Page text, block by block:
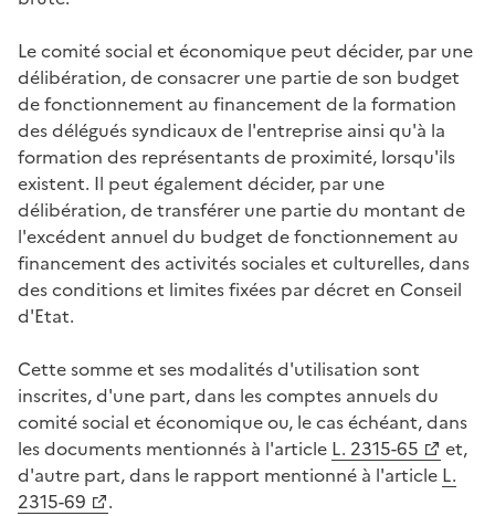
Le comité social et économique peut décider, par une
délibération, de consacrer une partie de son budget
de fonctionnement au financement de la formation
des délégués syndicaux de l'entreprise ainsi qu'à la
formation des représentants de proximité, lorsqu'ils
existent. Il peut également décider, par une
délibération, de transférer une partie du montant de
l'excédent annuel du budget de fonctionnement au
financement des activités sociales et culturelles, dans
des conditions et limites fixées par décret en Conseil
d'Etat.
Cette somme et ses modalités d'utilisation sont
inscrites, d'une part, dans les comptes annuels du
comité social et économique ou, le cas échéant, dans
les documents mentionnés à l'article L. 2315-65
et,
d'autre part, dans le rapport mentionné à l'article L.
2315-69
.